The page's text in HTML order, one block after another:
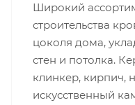
Широкий
строительства
цоколя дома,
стен и потолка.
клинкер, кирпич,
искусственный